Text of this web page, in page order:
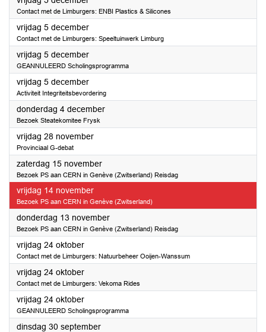
Contact met de Limburgers: ENBI Plastics & Silicones
vrijdag 5 december2025
Contact met de Limburgers: Speeltuinwerk Limburg
vrijdag 5 december2025
GEANNULEERD Scholingsprogramma
vrijdag 5 december2025
Activiteit Integriteitsbevordering
donderdag 4 december2025
Bezoek Steatekomitee Frysk
vrijdag 28 november2025
Provinciaal G-debat
zaterdag 15 november2025
Bezoek PS aan CERN in Genève (Zwitserland) Reisdag
vrijdag 14 november2025
Bezoek PS aan CERN in Genève (Zwitserland)
donderdag 13 november2025
Bezoek PS aan CERN in Genève (Zwitserland) Reisdag
vrijdag 24 oktober2025
Contact met de Limburgers: Natuurbeheer Ooijen-Wanssum
vrijdag 24 oktober2025
Contact met de Limburgers: Vekoma Rides
vrijdag 24 oktober2025
GEANNULEERD Scholingsprogramma
dinsdag 30 september2025